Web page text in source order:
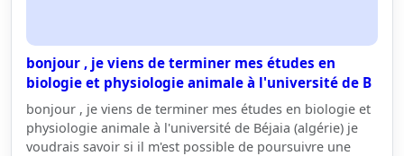
bonjour , je viens de terminer mes études en
biologie et physiologie animale à l'université de B
bonjour , je viens de terminer mes études en biologie et
physiologie animale à l'université de Béjaia (algérie) je
voudrais savoir si il m'est possible de poursuivre une